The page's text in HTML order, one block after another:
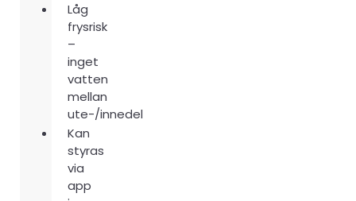
Låg
frysrisk
–
inget
vatten
mellan
ute-/innedel
Kan
styras
via
app